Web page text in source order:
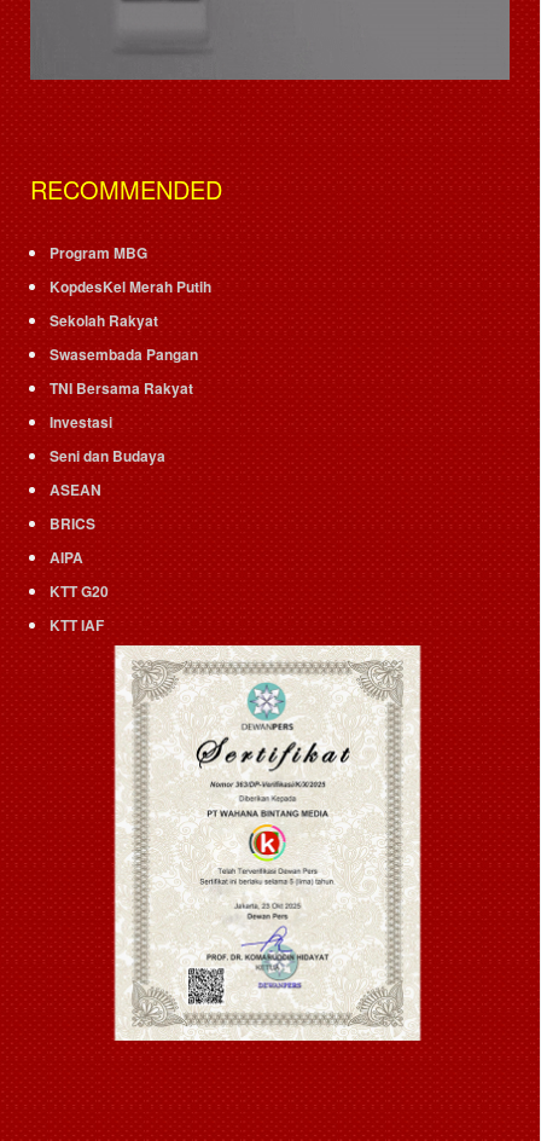
RECOMMENDED
Program MBG
KopdesKel Merah Putih
Sekolah Rakyat
Swasembada Pangan
TNI Bersama Rakyat
Investasi
Seni dan Budaya
ASEAN
BRICS
AIPA
KTT G20
KTT IAF